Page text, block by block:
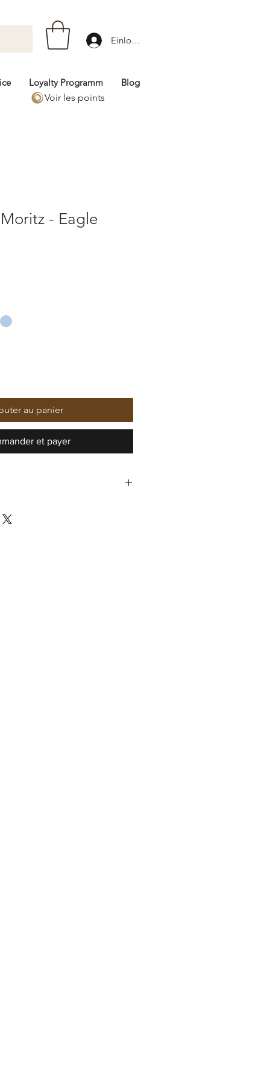
Einloggen
Loyalty Programm
Blog
Voir les points
- Eagle
au panier
et payer